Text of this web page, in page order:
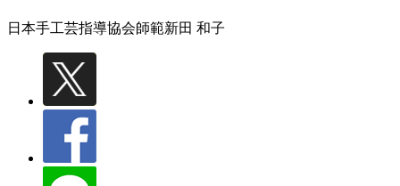
日本手工芸指導協会師範新田 和子